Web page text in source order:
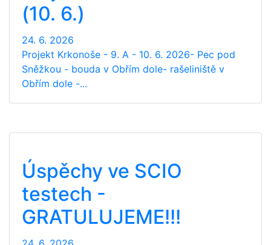
(10. 6.)
24. 6. 2026
Projekt Krkonoše - 9. A - 10. 6. 2026- Pec pod
Sněžkou - bouda v Obřím dole- rašeliniště v
Obřím dole -...
Úspěchy ve SCIO
testech -
GRATULUJEME!!!